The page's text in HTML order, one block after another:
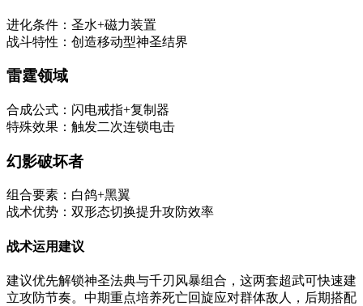
进化条件：圣水+磁力装置
战斗特性：创造移动型神圣结界
雷霆领域
合成公式：闪电戒指+复制器
特殊效果：触发二次连锁电击
幻影破坏者
组合要素：白鸽+黑翼
战术优势：双形态切换提升攻防效率
战术运用建议
建议优先解锁神圣法典与千刃风暴组合，这两套超武可快速建
立攻防节奏。中期重点培养死亡回旋应对群体敌人，后期搭配